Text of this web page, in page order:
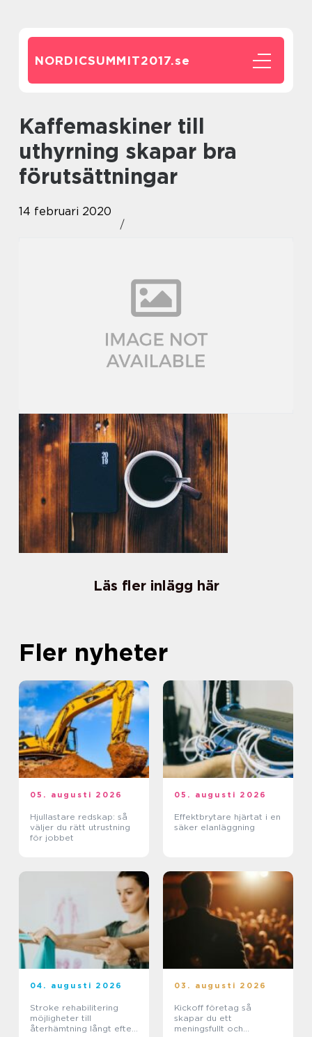
NORDICSUMMIT2017.se
Kaffemaskiner till
uthyrning skapar bra
förutsättningar
14 februari 2020
Läs fler inlägg här
Fler nyheter
05. augusti 2026
Hjullastare redskap: så
väljer du rätt utrustning
för jobbet
05. augusti 2026
Effektbrytare hjärtat i en
säker elanläggning
04. augusti 2026
Stroke rehabilitering
möjligheter till
återhämtning långt efter
03. augusti 2026
Kickoff företag så
skapar du ett
meningsfullt och